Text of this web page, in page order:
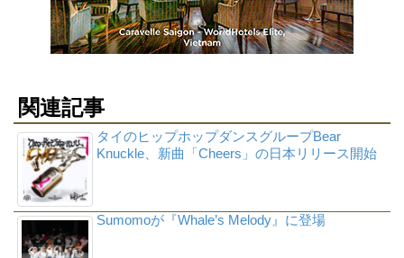
関連記事
タイのヒップホップダンスグループBear
Knuckle、新曲「Cheers」の日本リリース開始
Sumomoが『Whale’s Melody』に登場